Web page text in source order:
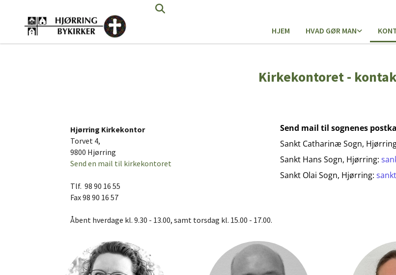
HJEM HVAD GØR MAN
Kirkekontoret -
Hjørring Kirkekontor
Torvet 4,
9800 Hjørring
Send en mail til kirkekontoret
Tlf. 98 90 16 55
Fax 98 90 16 57
Åbent hverdage kl. 9.30 - 13.00, samt torsdag kl. 15.00 - 17.00.
Send mail til sognenes
Sankt Catharinæ Sogn,
Sankt Hans Sogn, Hjørring:
Sankt Olai Sogn, Hjørring: